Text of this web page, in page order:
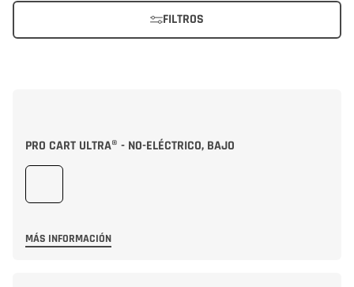
FILTROS
PRO CART ULTRA® - NO-ELÉCTRICO, BAJO
MÁS INFORMACIÓN